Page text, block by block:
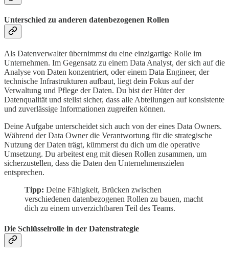
Unterschied zu anderen datenbezogenen Rollen
Als Datenverwalter übernimmst du eine einzigartige Rolle im
Unternehmen. Im Gegensatz zu einem Data Analyst, der sich auf die
Analyse von Daten konzentriert, oder einem Data Engineer, der
technische Infrastrukturen aufbaut, liegt dein Fokus auf der
Verwaltung und Pflege der Daten. Du bist der Hüter der
Datenqualität und stellst sicher, dass alle Abteilungen auf konsistente
und zuverlässige Informationen zugreifen können.
Deine Aufgabe unterscheidet sich auch von der eines Data Owners.
Während der Data Owner die Verantwortung für die strategische
Nutzung der Daten trägt, kümmerst du dich um die operative
Umsetzung. Du arbeitest eng mit diesen Rollen zusammen, um
sicherzustellen, dass die Daten den Unternehmenszielen
entsprechen.
Tipp: Deine Fähigkeit, Brücken zwischen
verschiedenen datenbezogenen Rollen zu bauen, macht
dich zu einem unverzichtbaren Teil des Teams.
Die Schlüsselrolle in der Datenstrategie